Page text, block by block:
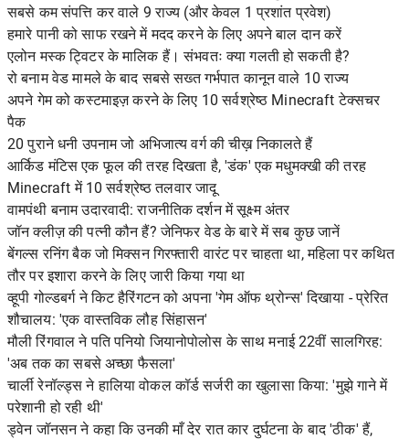
सबसे कम संपत्ति कर वाले 9 राज्य (और केवल 1 प्रशांत प्रवेश)
हमारे पानी को साफ रखने में मदद करने के लिए अपने बाल दान करें
एलोन मस्क ट्विटर के मालिक हैं। संभवतः क्या गलती हो सकती है?
रो बनाम वेड मामले के बाद सबसे सख्त गर्भपात कानून वाले 10 राज्य
अपने गेम को कस्टमाइज़ करने के लिए 10 सर्वश्रेष्ठ Minecraft टेक्सचर
पैक
20 पुराने धनी उपनाम जो अभिजात्य वर्ग की चीख़ निकालते हैं
आर्किड मंटिस एक फूल की तरह दिखता है, 'डंक' एक मधुमक्खी की तरह
Minecraft में 10 सर्वश्रेष्ठ तलवार जादू
वामपंथी बनाम उदारवादी: राजनीतिक दर्शन में सूक्ष्म अंतर
जॉन क्लीज़ की पत्नी कौन हैं? जेनिफर वेड के बारे में सब कुछ जानें
बेंगल्स रनिंग बैक जो मिक्सन गिरफ्तारी वारंट पर चाहता था, महिला पर कथित
तौर पर इशारा करने के लिए जारी किया गया था
व्हूपी गोल्डबर्ग ने किट हैरिंगटन को अपना 'गेम ऑफ थ्रोन्स' दिखाया - प्रेरित
शौचालय: 'एक वास्तविक लौह सिंहासन'
मौली रिंगवाल ने पति पनियो जियानोपोलोस के साथ मनाई 22वीं सालगिरह:
'अब तक का सबसे अच्छा फैसला'
चार्ली रेनॉल्ड्स ने हालिया वोकल कॉर्ड सर्जरी का खुलासा किया: 'मुझे गाने में
परेशानी हो रही थी'
ड्वेन जॉनसन ने कहा कि उनकी माँ देर रात कार दुर्घटना के बाद 'ठीक' हैं,